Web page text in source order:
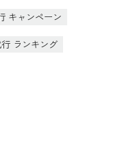
キャンペーン
ランキング